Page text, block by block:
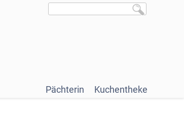
Pächterin Kuchentheke